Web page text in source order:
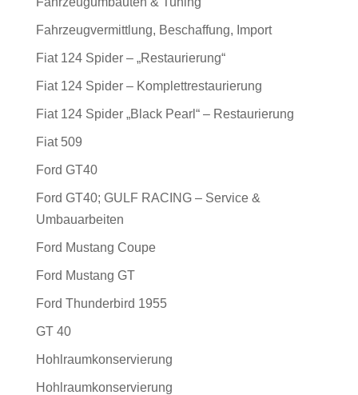
Fahrzeugvermittlung, Beschaffung, Import
Fiat 124 Spider – „Restaurierung“
Fiat 124 Spider – Komplettrestaurierung
Fiat 124 Spider „Black Pearl“ – Restaurierung
Fiat 509
Ford GT40
Ford GT40; GULF RACING – Service &
Umbauarbeiten
Ford Mustang Coupe
Ford Mustang GT
Ford Thunderbird 1955
GT 40
Hohlraumkonservierung
Hohlraumkonservierung